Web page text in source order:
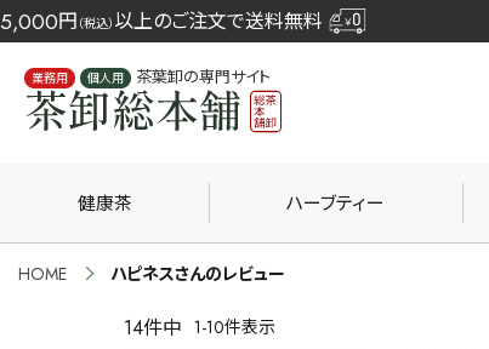
5,000円 （税込） 以上のご注文で送料無料
業務用 個人用 茶葉卸の専門サイト
健康茶 ハーブティー
HOME ハピネスさんのレビュー
14件中 1-10件表示